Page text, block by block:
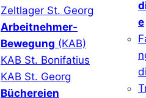
Zeltlager St. Georg
Arbeitnehmer-
Bewegung (KAB)
KAB St. Bonifatius
KAB St. Georg
Büchereien
e